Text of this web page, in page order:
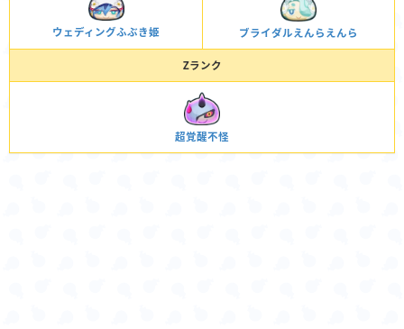
ウェディングふぶき姫 ブライダルえんらえんら
Zランク
超覚醒不怪